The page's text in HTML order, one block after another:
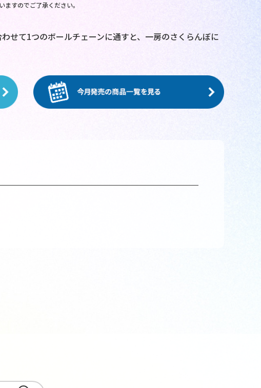
すのでご了承ください。
せて1つのボールチェーンに通すと、一房のさくらんぼに